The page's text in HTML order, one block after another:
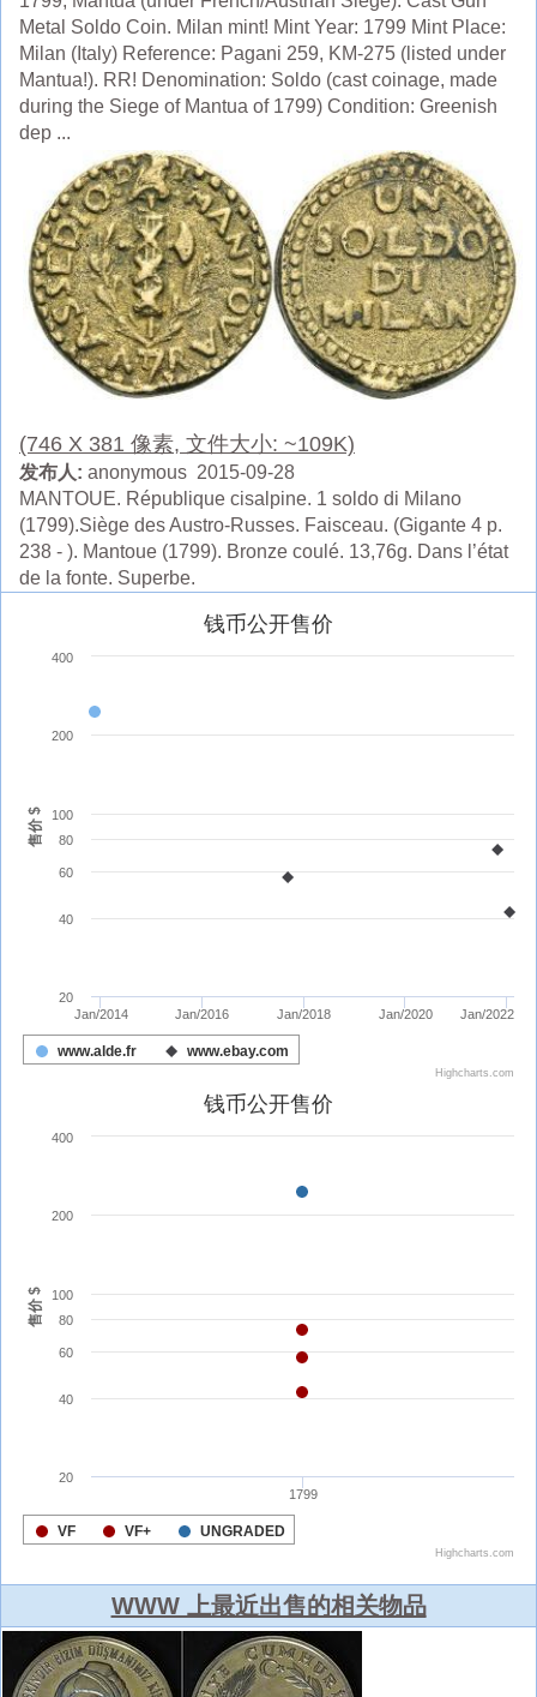
Metal Soldo Coin. Milan mint! Mint Year: 1799 Mint Place:
Milan (Italy) Reference: Pagani 259, KM-275 (listed under
Mantua!). RR! Denomination: Soldo (cast coinage, made
during the Siege of Mantua of 1799) Condition: Greenish
dep ...
(746 X 381 像素, 文件大小: ~109K)
发布人: anonymous 2015-09-28
MANTOUE. République cisalpine. 1 soldo di Milano
(1799).Siège des Austro-Russes. Faisceau. (Gigante 4 p.
238 - ). Mantoue (1799). Bronze coulé. 13,76g. Dans l’état
de la fonte. Superbe.
WWW 上最近出售的相关物品